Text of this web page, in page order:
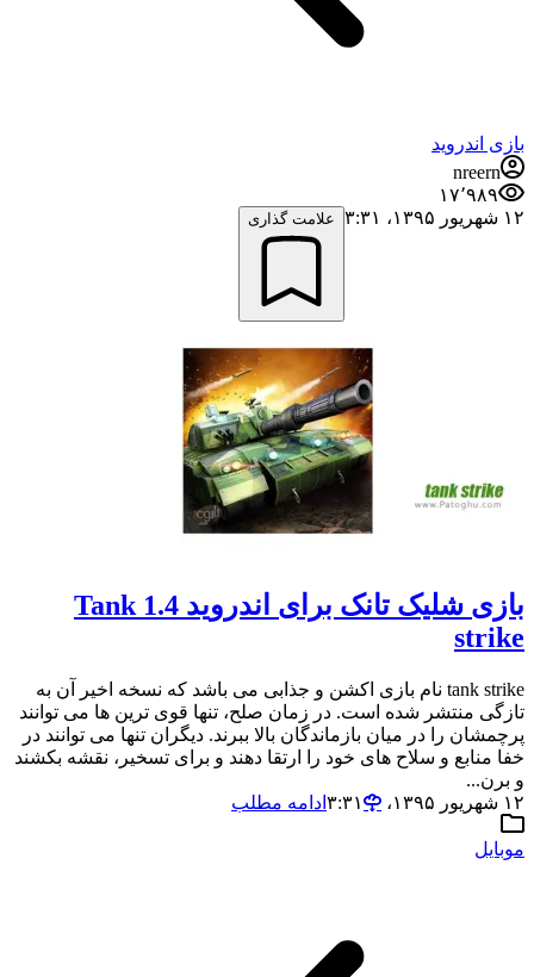
بازی اندروید
nreern
۱۷٬۹۸۹
۱۲ شهریور ۱۳۹۵،‏ ۳:۳۱
علامت گذاری
بازی شلیک تانک برای اندروید 1.4 Tank
strike
tank strike نام بازی اکشن و جذابی می باشد که نسخه اخیر آن به
تازگی منتشر شده است. در زمان صلح، تنها قوی ترین ها می توانند
پرچمشان را در میان بازماندگان بالا ببرند. دیگران تنها می توانند در
خفا منابع و سلاح های خود را ارتقا دهند و برای تسخیر، نقشه بکشند
و برن...
۱۲ شهریور ۱۳۹۵،‏ ۳:۳۱
ادامه مطلب
موبایل